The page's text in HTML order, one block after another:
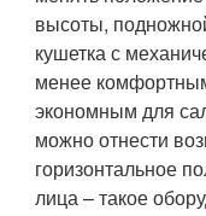
высоты,
кушетка с
менее
экономным для
можно отнести
горизонтальное
лица – такое